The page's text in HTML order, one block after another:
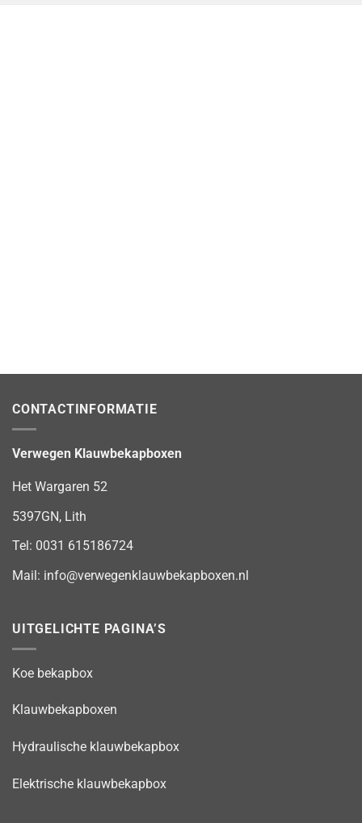
CONTACTINFORMATIE
Verwegen Klauwbekapboxen
Het Wargaren 52
5397GN, Lith
Tel: 0031 615186724
Mail: info@verwegenklauwbekapboxen.nl
UITGELICHTE PAGINA’S
Koe bekapbox
Klauwbekapboxen
Hydraulische klauwbekapbox
Elektrische klauwbekapbox